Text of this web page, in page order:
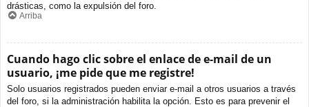
drásticas, como la expulsión del foro.
Arriba
Cuando hago clic sobre el enlace de e-mail de un
usuario, ¡me pide que me registre!
Solo usuarios registrados pueden enviar e-mail a otros usuarios a través
del foro, si la administración habilita la opción. Esto es para prevenir el